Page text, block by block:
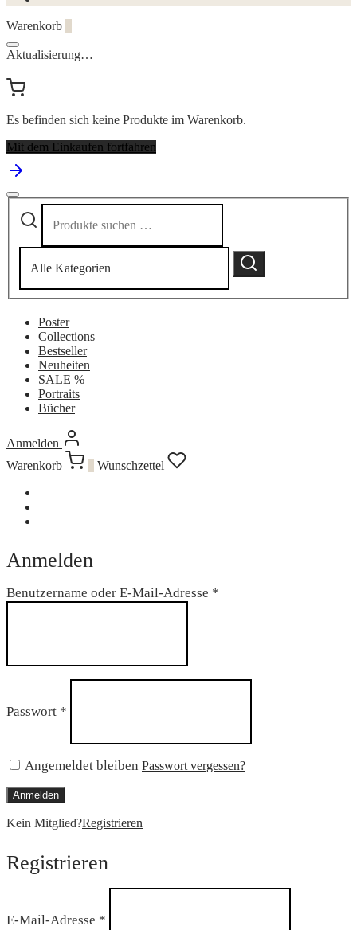
Warenkorb
Aktualisierung…
Es befinden sich keine Produkte im Warenkorb.
Mit dem Einkaufen fortfahren
Suchen
nach:
Suchen
Poster
Collections
Bestseller
Neuheiten
SALE %
Portraits
Bücher
Anmelden
Warenkorb
Wunschzettel
Anmelden
Benutzername oder E-Mail-Adresse *
Passwort *
Angemeldet bleiben Passwort vergessen?
Anmelden
Kein Mitglied?Registrieren
Registrieren
E-Mail-Adresse *
Erforderlich